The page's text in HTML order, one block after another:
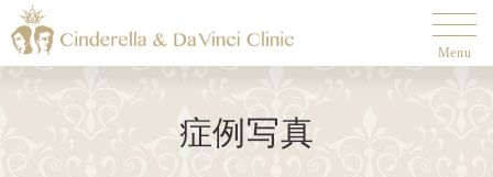
Menu
症例写真